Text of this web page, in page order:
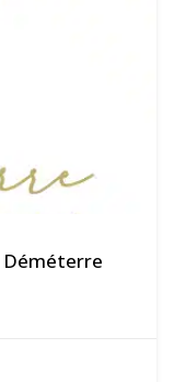
Déméterre